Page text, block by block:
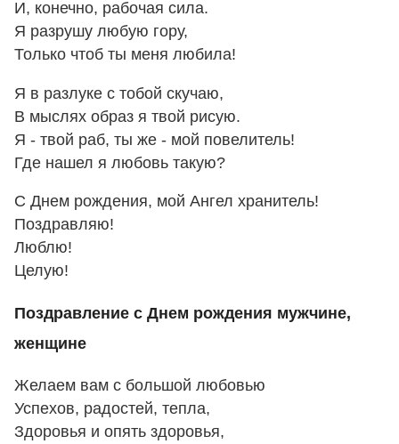
И, конечно, рабочая сила.
Я разрушу любую гору,
Только чтоб ты меня любила!
Я в разлуке с тобой скучаю,
В мыслях образ я твой рисую.
Я - твой раб, ты же - мой повелитель!
Где нашел я любовь такую?
С Днем рождения, мой Ангел хранитель!
Поздравляю!
Люблю!
Целую!
Поздравление с Днем рождения мужчине,
женщине
Желаем вам с большой любовью
Успехов, радостей, тепла,
Здоровья и опять здоровья,